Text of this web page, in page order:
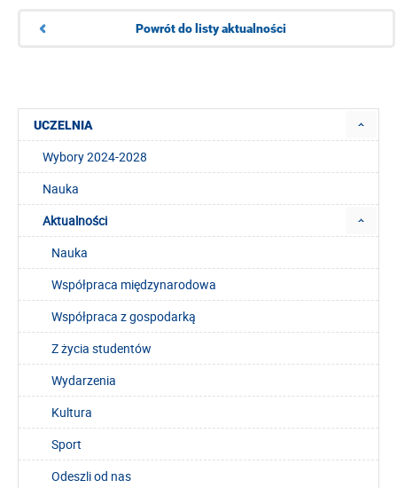
Powrót do listy aktualności
UCZELNIA
Wybory 2024-2028
Nauka
Aktualności
Nauka
Współpraca międzynarodowa
Współpraca z gospodarką
Z życia studentów
Wydarzenia
Kultura
Sport
Odeszli od nas